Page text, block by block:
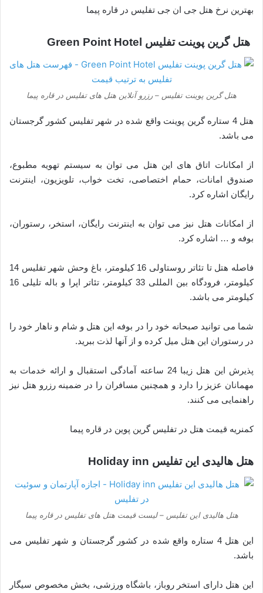
بهترین نرخ هتل جی ان جی تفلیس در قاره پیما
هتل گرین پوینت تفلیس Green Point Hotel
هتل گرین پوینت تفلیس – رزرو آنلاین هتل های تفلیس در قاره پیما
هتل 4 ستاره گرین پوینت واقع شده در شهر تفلیس کشور گرجستان
می باشد.
از امکانات اتاق های این هتل می توان به سیستم تهویه مطبوع،
صندوق امانات، حمام اختصاصی، تخت خواب، تلویزیون، اینترنت
رایگان اشاره کرد.
از امکانات هتل نیز می توان به اینترنت رایگان، استخر، رستوران،
بوفه و … اشاره کرد.
فاصله هتل تا تئاتر روستاولی 16 کیلومتر، باغ وحش شهر تفلیس 14
کیلومتر، فرودگاه بین المللی 33 کیلومتر، تئاتر اپرا و باله تلیلی 16
کیلومتر می باشد.
شما می توانید صبحانه خود را در بوفه این هتل و شام و ناهار خود را
در رستوران این هتل میل کرده و از آنها لذت ببرید.
پذیرش این هتل زیبا 24 ساعته آمادگی استقبال و ارائه خدمات به
مهمانان عزیز را دارد و همچنین مسافران را در ضمینه رزرو هتل نیز
راهنمایی می کنند.
کمنریه قیمت هتل در تفلیس گرین پوین در قاره پیما
هتل هالیدی این تفلیس Holiday inn
هتل هالیدی این تفلیس – لیست قیمت هتل های تفلیس در قاره پیما
این هتل 4 ستاره واقع شده در کشور گرجستان و شهر تفلیس می
باشد.
این هتل دارای استخر روباز، باشگاه ورزشی، بخش مخصوص سیگار